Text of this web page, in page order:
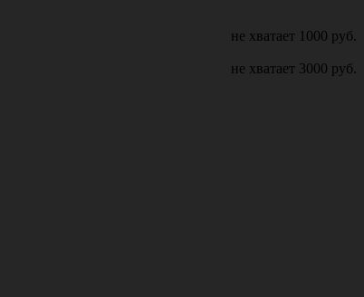
не хватает 1000 руб.
не хватает 3000 руб.